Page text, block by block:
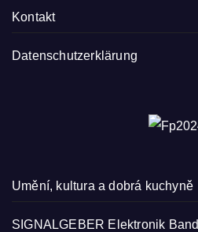
Kontakt
Datenschutzerklärung
Umění, kultura a dobrá kuchyně
SIGNALGEBER Elektronik Band